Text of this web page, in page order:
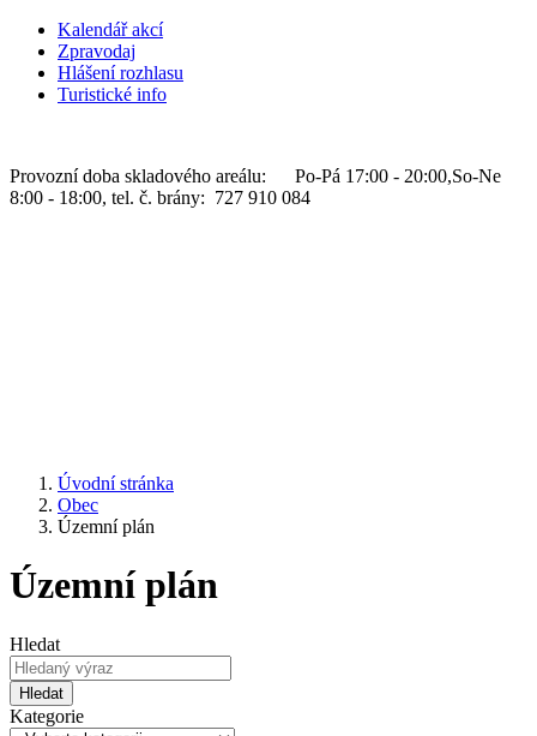
Kalendář akcí
Zpravodaj
Hlášení rozhlasu
Turistické info
Provozní doba skladového areálu: Po-Pá 17:00 - 20:00,So-Ne
8:00 - 18:00, tel. č. brány: 727 910 084
Úvodní stránka
Obec
Územní plán
Územní plán
Hledat
Hledat
Kategorie